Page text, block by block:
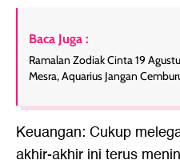
Baca Juga :
Ramalan Zodiak Cinta 19
Mesra, Aquarius Jangan
Keuangan: Cukup
akhir-akhir ini terus